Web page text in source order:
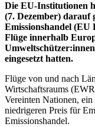
Die EU-Institutionen
(7. Dezember) darauf
Emissionshandel
Flüge innerhalb
eingesetzt hatten.
Flüge von und nach
Wirtschaftsraums
Vereinten Nationen,
niedrigeren Preis für
Emissionshandel.